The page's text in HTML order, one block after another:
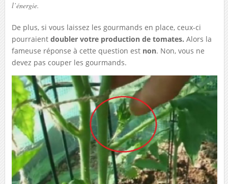
l’énergie.
De plus, si vous laissez les gourmands en place, ceux-ci
pourraient doubler votre production de tomates. Alors la
fameuse réponse à cette question est non. Non, vous ne
devez pas couper les gourmands.